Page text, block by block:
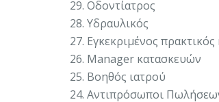
29. Οδοντίατρος
28. Υδραυλικός
27. Εγκεκριμένος
26. Manager κατασκευών
25. Βοηθός ιατρού
24. Αντιπρόσωποι